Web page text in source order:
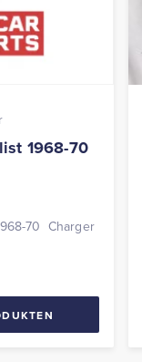
1968-70
70 Charger